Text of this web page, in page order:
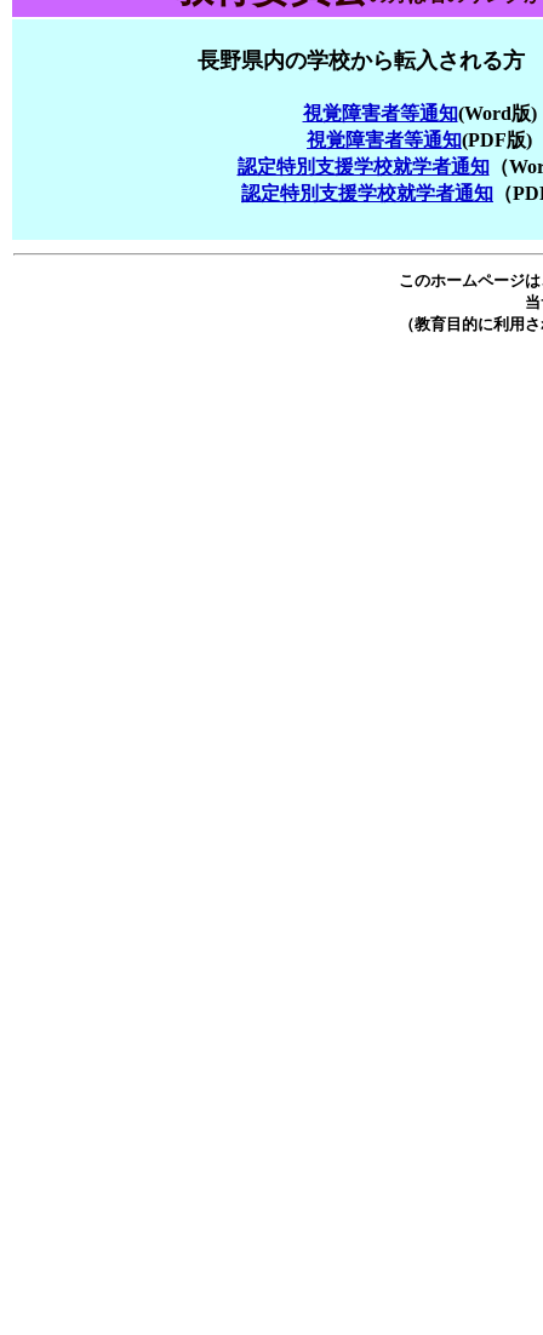
長野県内の学校から転入される方
視覚障害者等通知(Word版)
視覚障害者等通知(PDF版)
認定特別支援学校就学者通知（
認定特別支援学校就学者通知 （
このホームページ
（教育目的に利用